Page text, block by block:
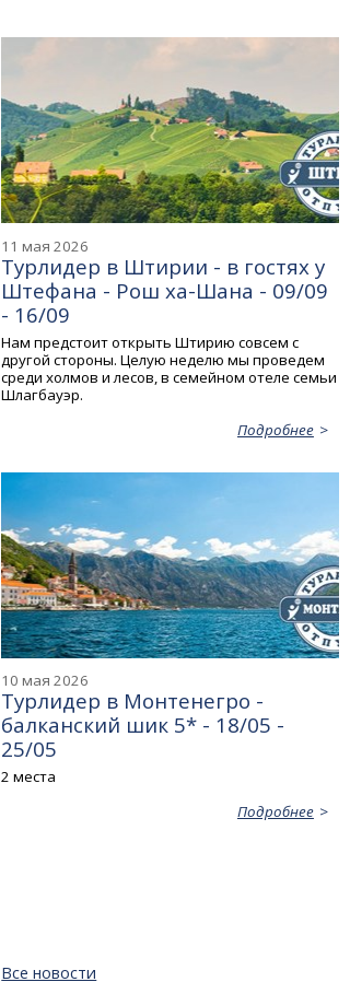
11 мая 2026
Турлидер в Штирии - в гостях у
Штефана - Рош ха-Шана - 09/09
- 16/09
Нам предстоит открыть Штирию совсем с
другой стороны. Целую неделю мы проведем
среди холмов и лесов, в семейном отеле семьи
Шлагбауэр.
Подробнее
10 мая 2026
Турлидер в Монтенегро -
балканский шик 5* - 18/05 -
25/05
2 места
Подробнее
Все новости